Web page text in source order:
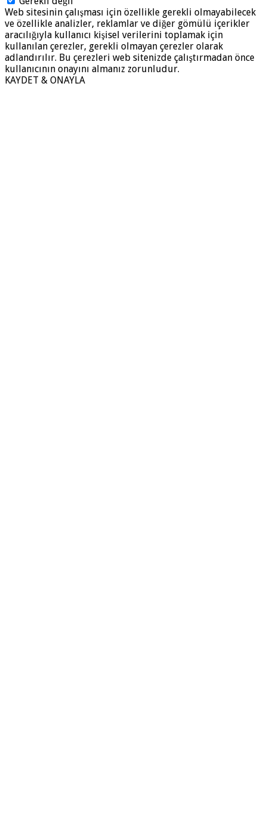
Web sitesinin çalışması için özellikle gerekli olmayabilecek
ve özellikle analizler, reklamlar ve diğer gömülü içerikler
aracılığıyla kullanıcı kişisel verilerini toplamak için
kullanılan çerezler, gerekli olmayan çerezler olarak
adlandırılır. Bu çerezleri web sitenizde çalıştırmadan önce
kullanıcının onayını almanız zorunludur.
KAYDET & ONAYLA